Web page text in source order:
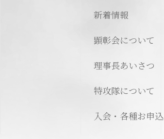
新着情報
顕彰会について
理事長あいさつ
特攻隊について
入会・各種お申込